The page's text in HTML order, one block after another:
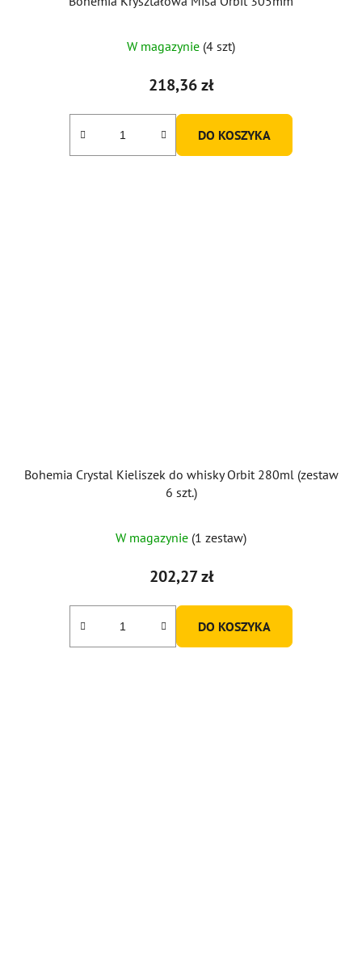
ocena
produktu
5,0
W magazynie (4 szt)
218,36 zł
DO KOSZYKA
Bohemia Crystal Kieliszek do whisky Orbit 280ml (zestaw
6 szt.)
W magazynie (1 zestaw)
202,27 zł
DO KOSZYKA